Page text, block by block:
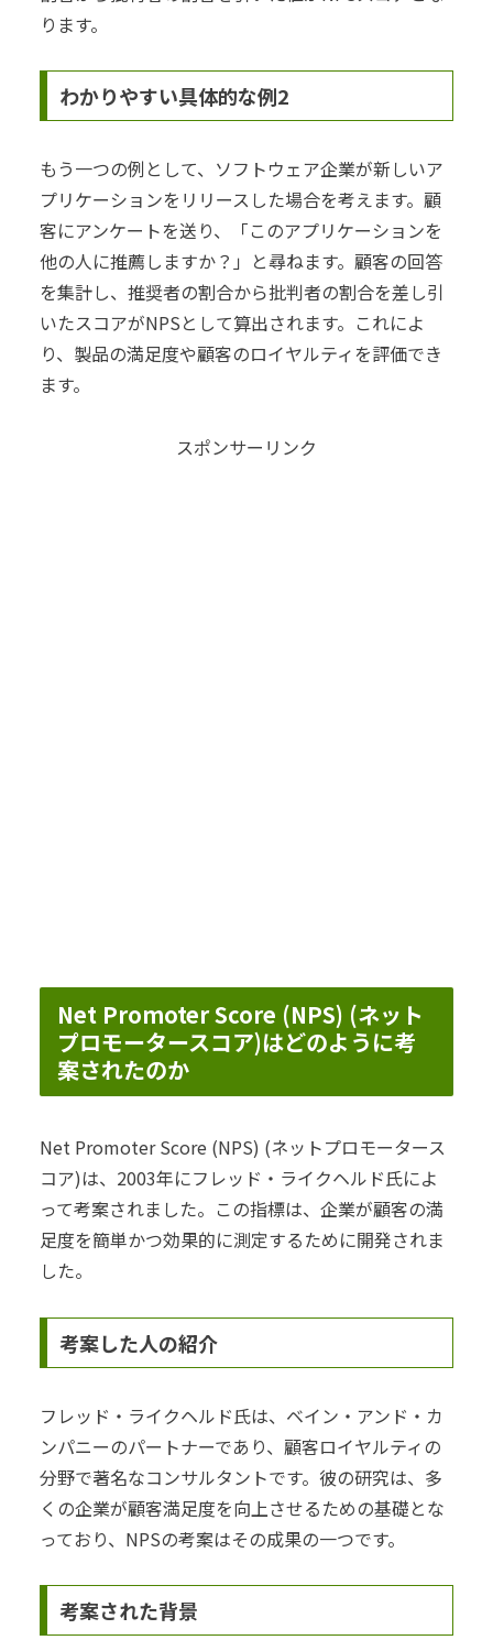
ります。
わかりやすい具体的な例2
もう一つの例として、ソフトウェア企業が新しいア
プリケーションをリリースした場合を考えます。顧
客にアンケートを送り、「このアプリケーションを
他の人に推薦しますか？」と尋ねます。顧客の回答
を集計し、推奨者の割合から批判者の割合を差し引
いたスコアがNPSとして算出されます。これによ
り、製品の満足度や顧客のロイヤルティを評価でき
ます。
スポンサーリンク
Net Promoter Score (NPS) (ネット
プロモータースコア)はどのように考
案されたのか
Net Promoter Score (NPS) (ネットプロモータース
コア)は、2003年にフレッド・ライクヘルド氏によ
って考案されました。この指標は、企業が顧客の満
足度を簡単かつ効果的に測定するために開発されま
した。
考案した人の紹介
フレッド・ライクヘルド氏は、ベイン・アンド・カ
ンパニーのパートナーであり、顧客ロイヤルティの
分野で著名なコンサルタントです。彼の研究は、多
くの企業が顧客満足度を向上させるための基礎とな
っており、NPSの考案はその成果の一つです。
考案された背景